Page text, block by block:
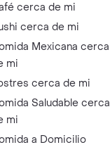
cerca de mi
cerca de mi
Mexicana cerca
mi
cerca de mi
Saludable cerca
mi
a Domicilio